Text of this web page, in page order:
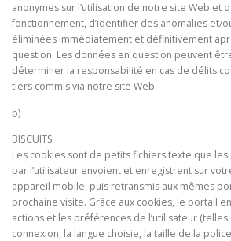
anonymes sur l’utilisation de notre site Web et
fonctionnement, d’identifier des anomalies et/
éliminées immédiatement et définitivement
question. Les données en question peuvent
déterminer la responsabilité en cas de délits
tiers commis via notre site Web.
b)
BISCUITS
Les cookies sont de petits fichiers texte que
par l’utilisateur envoient et enregistrent sur
appareil mobile, puis retransmis aux mêmes
prochaine visite. Grâce aux cookies, le portail
actions et les préférences de l’utilisateur
connexion, la langue choisie, la taille de la